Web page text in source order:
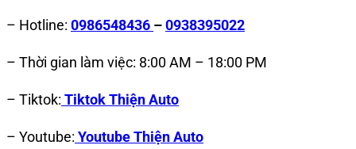
– Hotline: 0986548436 –0938395022
– Thời gian làm việc: 8:00 AM – 18:00 PM
– Tiktok: Tiktok Thiện Auto
– Youtube: Youtube Thiện Auto